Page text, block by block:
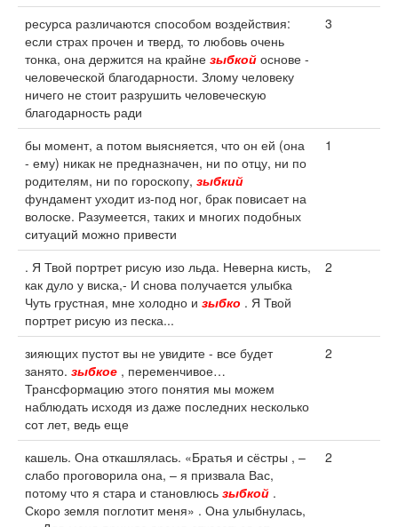
ресурса различаются способом воздействия:
если страх прочен и тверд, то любовь очень
тонка, она держится на крайне зыбкой основе -
человеческой благодарности. Злому человеку
ничего не стоит разрушить человеческую
благодарность ради
3
бы момент, а потом выясняется, что он ей (она
- ему) никак не предназначен, ни по отцу, ни по
родителям, ни по гороскопу, зыбкий
фундамент уходит из-под ног, брак повисает на
волоске. Разумеется, таких и многих подобных
ситуаций можно привести
1
. Я Твой портрет рисую изо льда. Неверна кисть,
как дуло у виска,- И снова получается улыбка
Чуть грустная, мне холодно и зыбко . Я Твой
портрет рисую из песка...
2
зияющих пустот вы не увидите - все будет
занято. зыбкое , переменчивое…
Трансформацию этого понятия мы можем
наблюдать исходя из даже последних несколько
сот лет, ведь еще
2
кашель. Она откашлялась. «Братья и сёстры , –
слабо проговорила она, – я призвала Вас,
потому что я стара и становлюсь зыбкой .
Скоро земля поглотит меня» . Она улыбнулась,
2